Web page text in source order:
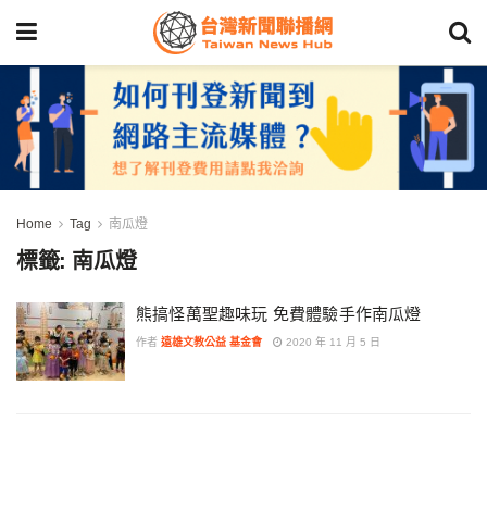
Home Tag 南瓜燈
標籤: 南瓜燈
熊搞怪萬聖趣味玩 免費體驗手作南瓜燈
作者 遠雄文教公益 基金會 2020 年 11 月 5 日